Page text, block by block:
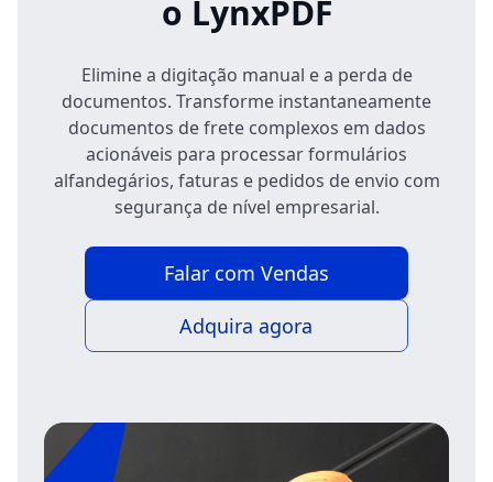
o LynxPDF
Elimine a digitação manual e a perda de
documentos. Transforme instantaneamente
documentos de frete complexos em dados
acionáveis para processar formulários
alfandegários, faturas e pedidos de envio com
segurança de nível empresarial.
Falar com Vendas
Adquira agora